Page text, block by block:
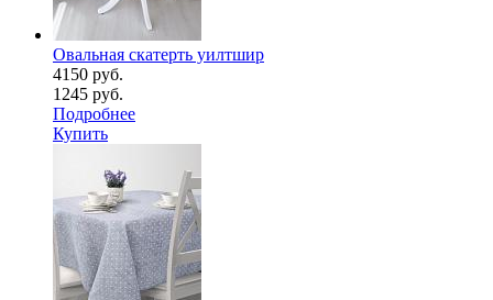
Овальная скатерть уилтшир
4150 руб.
1245 руб.
Подробнее
Купить